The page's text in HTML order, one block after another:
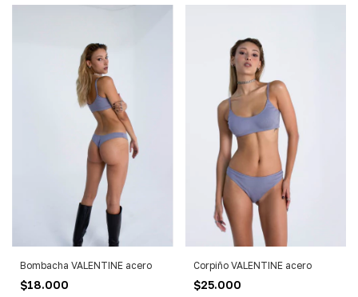
Bombacha VALENTINE acero
$18.000
Corpiño VALENTINE acero
$25.000